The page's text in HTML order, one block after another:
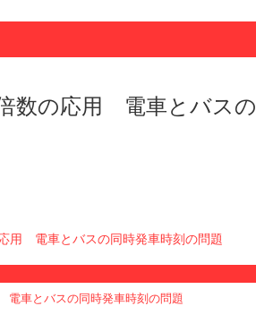
倍数の応用 電車とバス
電車とバスの同時発車時刻の問題